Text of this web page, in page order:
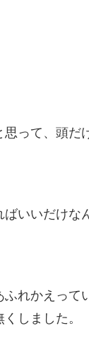
思って、頭だ
いいだけな
れかえって
しました。